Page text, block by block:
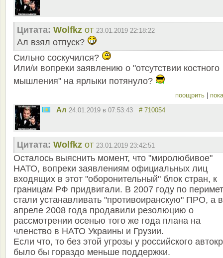
Цитата: Wolfkz от 23.01.2019 22:18:22
Ал взял отпуск?
Сильно соскучился?
Или/и вопреки заявлению о "отсутствии костного
мышления" на ярлыки потянуло?
поощрить
Ал 24.01.2019 в 07:53:43 # 710054
Цитата: Wolfkz от 23.01.2019 23:42:51
Осталось выяснить момент, что "миролюбивое"
НАТО, вопреки заявлениям официальных лиц
входящих в этот "оборонительный" блок стран, к
границам РФ придвигали. В 2007 году по
стали устанавливать "противоиранскую" ПРО, а в
апреле 2008 года продавили резолюцию о
рассмотрении осенью того же года плана на
членство в НАТО Украины и Грузии.
Если что, то без этой угрозы у российского
было бы гораздо меньше поддержки.